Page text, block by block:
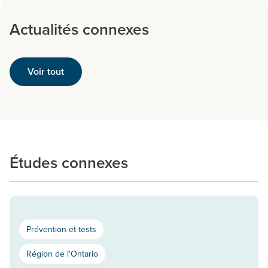
Actualités connexes
Voir tout
Études connexes
Prévention et tests
Région de l'Ontario